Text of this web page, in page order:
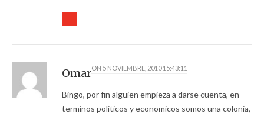
OmarON 5 NOVIEMBRE, 2010 15:43:11
Bingo, por fin alguien empieza a darse cuenta, en
terminos politicos y economicos somos una colonia,